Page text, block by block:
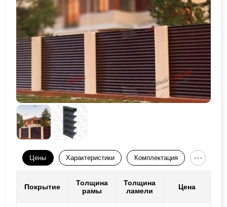
Цены Характеристики Комплектация
Покрытие
Толщина
рамы
Толщина
ламели
Цена